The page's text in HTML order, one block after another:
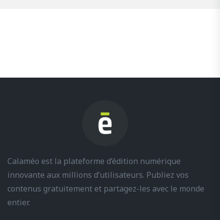
Calaméo est la plateforme d’édition numérique
innovante aux millions d’utilisateurs. Publiez vos
contenus gratuitement et partagez-les avec le monde
entier.